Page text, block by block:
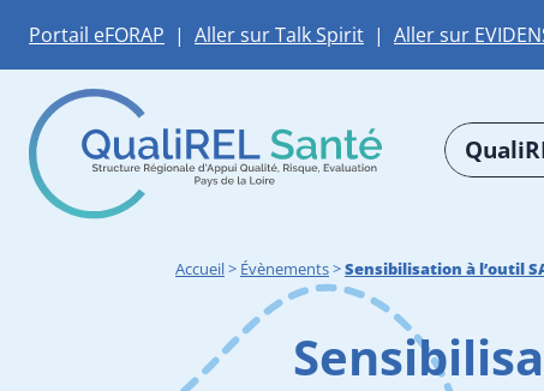
Portail eFORAP | Aller sur Talk Spirit | Aller sur
Accueil> Évènements>Sensibilisation à l’outil